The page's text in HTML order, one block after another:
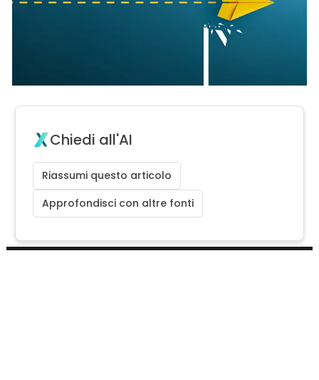
Chiedi all'AI
Riassumi questo articolo
Approfondisci con altre fonti